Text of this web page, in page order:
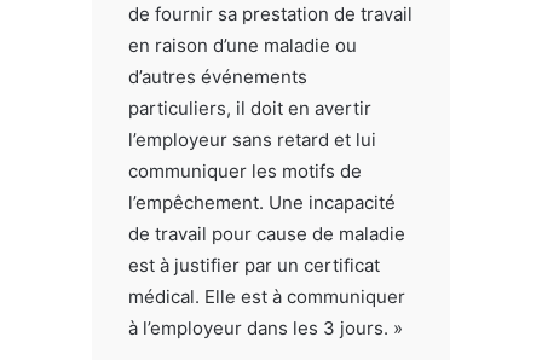
de fournir sa prestation de travail
en raison d’une maladie ou
d’autres événements
particuliers, il doit en avertir
l’employeur sans retard et lui
communiquer les motifs de
l’empêchement. Une incapacité
de travail pour cause de maladie
est à justifier par un certificat
médical. Elle est à communiquer
à l’employeur dans les 3 jours. »